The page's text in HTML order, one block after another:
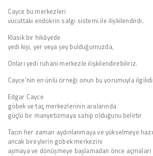
Cayce bu merkezleri
vücuttaki endokrin salgı sistemi ile ilişkilendirdi.
Klasik bir hikâyede
yedi kişi, yer veya şey bulduğumuzda,
Onları yedi ruhani merkezle ilişkilendirebiliriz.
Cayce’nin en ünlü örneği onun bu yorumuyla
Edgar Cayce
göbek ve taç merkezlerinin aralarında
güçlü bir manyetizmaya sahip olduğunu belirtir
Tacın her zaman aydınlanmaya ve yükselmeye
ancak bireylerin göbek merkezini
aşmaya ve dönüşmeye başlamadan önce